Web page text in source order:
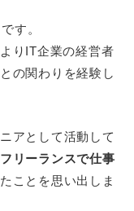
す。
りIT企業の経営者
の関わりを経験し
アとして活動して
リーランスで仕事
ことを思い出しま